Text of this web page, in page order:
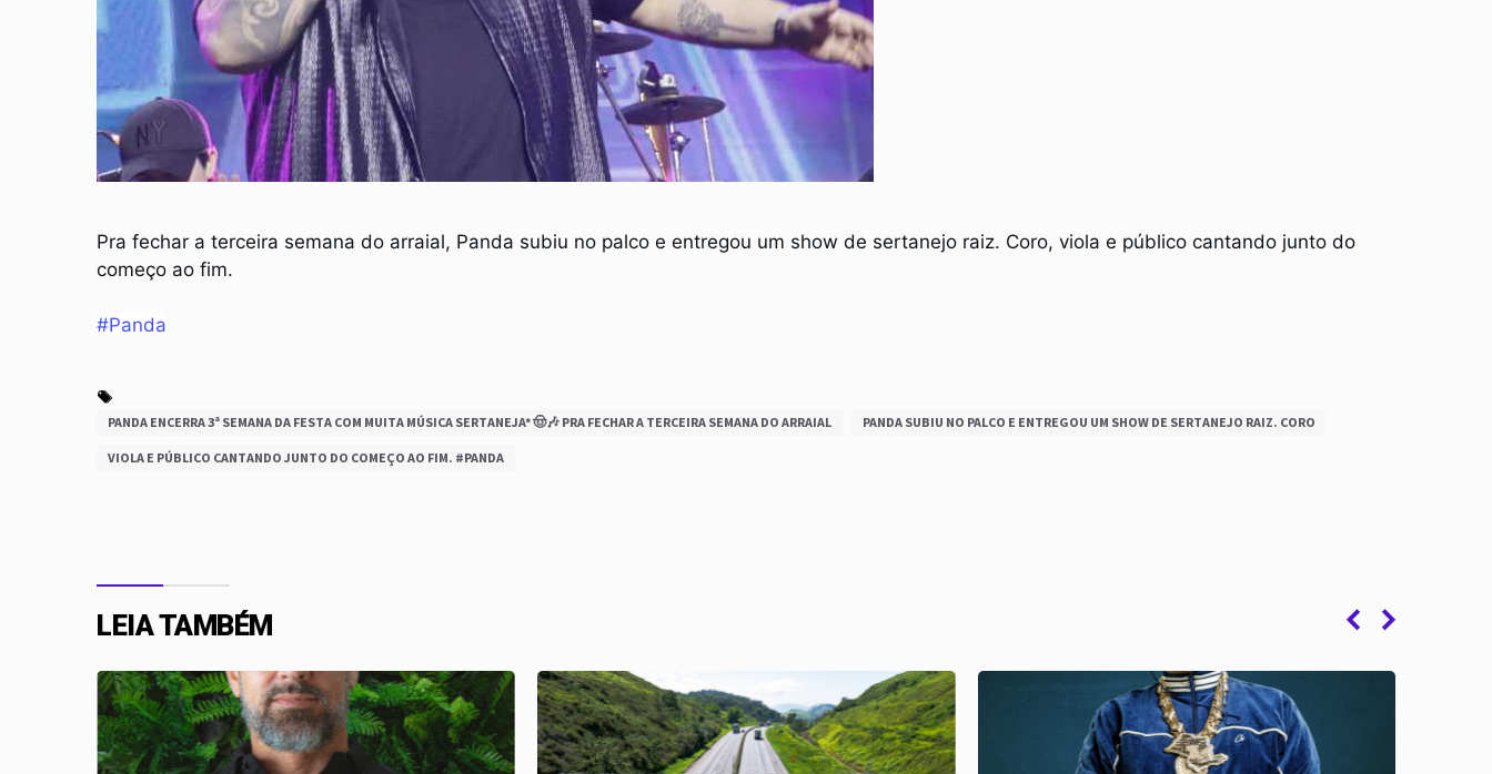
Pra fechar a terceira semana do arraial, Panda subiu no palco e entregou um show de sertanejo raiz. Coro, viola e público cantando junto do
começo ao fim.
#Panda
PANDA ENCERRA 3ª SEMANA DA FESTA COM MUITA MÚSICA SERTANEJA* 🤠🎶 PRA FECHAR A TERCEIRA SEMANA DO ARRAIAL PANDA SUBIU NO PALCO E ENTREGOU UM SHOW DE SERTANEJO RAIZ. CORO
VIOLA E PÚBLICO CANTANDO JUNTO DO COMEÇO AO FIM. #PANDA
LEIA TAMBÉM